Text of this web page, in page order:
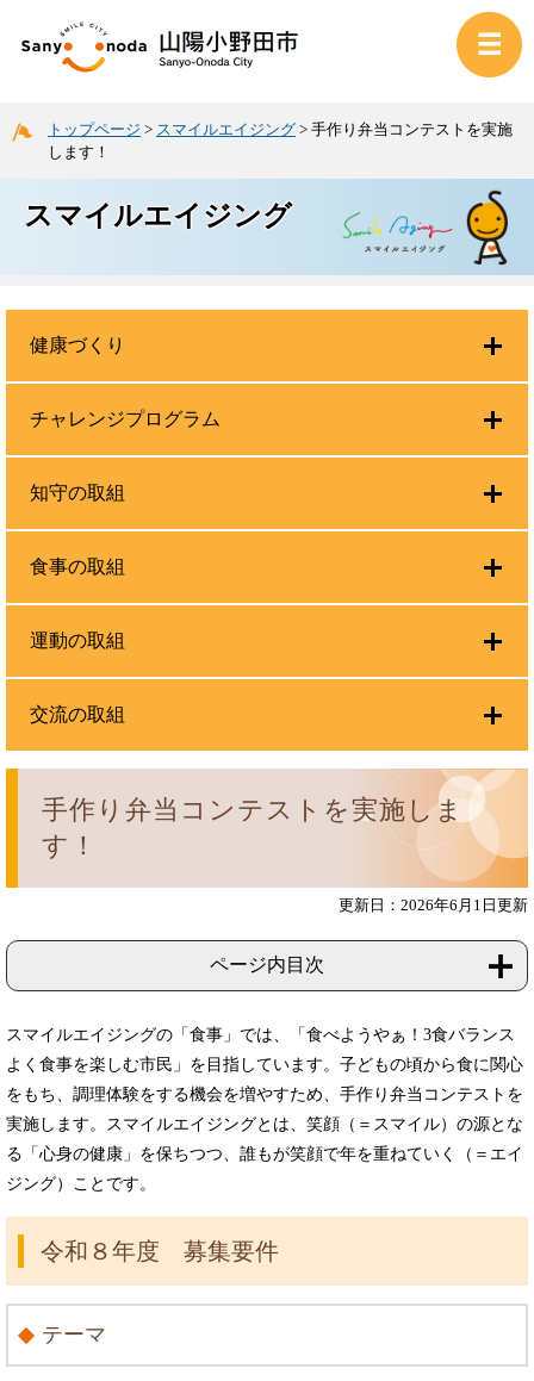
トップページ > スマイルエイジング > 手作り弁当コンテストを実施
します！
スマイルエイジング
手作り弁当コンテストを実施しま
す！
更新日：2026年6月1日更新
ページ内目次
スマイルエイジングの「食事」では、「食べようやぁ！3食バランス
よく食事を楽しむ市民」を目指しています。子どもの頃から食に関心
をもち、調理体験をする機会を増やすため、手作り弁当コンテストを
実施します。スマイルエイジングとは、笑顔（＝スマイル）の源とな
る「心身の健康」を保ちつつ、誰もが笑顔で年を重ねていく（＝エイ
ジング）ことです。
令和８年度 募集要件
テーマ
健康づくり
チャレンジプログラム
知守の取組
食事の取組
運動の取組
交流の取組